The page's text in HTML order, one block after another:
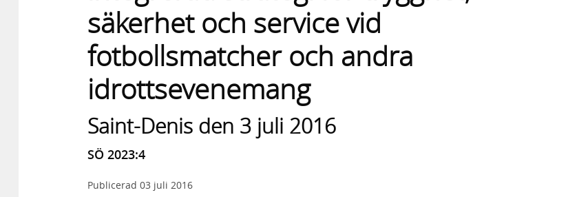
säkerhet och service vid
fotbollsmatcher och andra
idrottsevenemang
Saint-Denis den 3 juli 2016
SÖ 2023:4
Publicerad 03 juli 2016